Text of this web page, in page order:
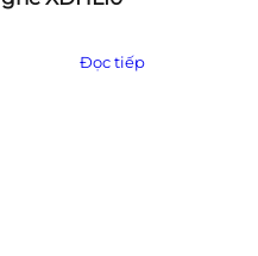
Đọc tiếp